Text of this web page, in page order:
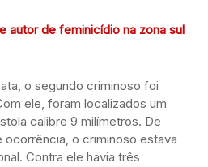
autor de feminicídio na zona sul
o segundo criminoso foi
ele, foram localizados um
calibre 9 milímetros. De
o criminoso estava
Contra ele havia três